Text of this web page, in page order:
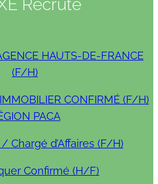
Recrute
HAUTS-DE-FRANCE
(F/H)
CONFIRMÉ (F/H)
PACA
Chargé d’Affaires (F/H)
Confirmé (H/F)